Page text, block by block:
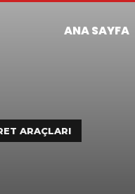
ANA SAYFA
ARAÇLARI